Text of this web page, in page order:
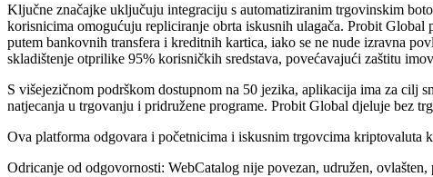
Ključne značajke uključuju integraciju s automatiziranim trgovinskim
korisnicima omogućuju repliciranje obrta iskusnih ulagača. Probit
putem bankovnih transfera i kreditnih kartica, iako se ne nude izravna
skladištenje otprilike 95% korisničkih sredstava, povećavajući zaštitu
S višejezičnom podrškom dostupnom na 50 jezika, aplikacija ima za cilj
natjecanja u trgovanju i pridružene programe. Probit Global djeluje bez
Ova platforma odgovara i početnicima i iskusnim trgovcima kriptovaluta
Odricanje od odgovornosti: WebCatalog nije povezan, udružen,